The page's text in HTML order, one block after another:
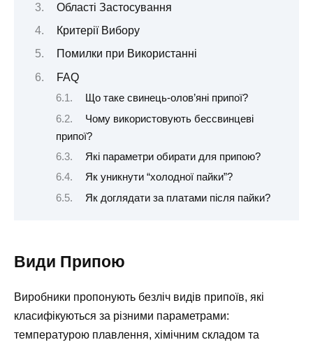
Області Застосування
Критерії Вибору
Помилки при Використанні
FAQ
Що таке свинець-олов’яні припої?
Чому використовують бессвинцеві
припої?
Які параметри обирати для припою?
Як уникнути “холодної пайки”?
Як доглядати за платами після пайки?
Види Припою
Виробники пропонують безліч видів припоїв, які
класифікуються за різними параметрами:
температурою плавлення, хімічним складом та